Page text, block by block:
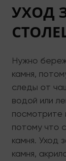
УХОД
Нужно
камня,
следы от
водой или
посмотрите
потому что
камня. Уход
камня,